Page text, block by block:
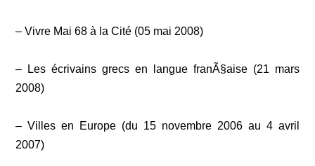
– Vivre Mai 68 à la Cité (05 mai 2008)
– Les écrivains grecs en langue franÃ§aise (21 mars
2008)
– Villes en Europe (du 15 novembre 2006 au 4 avril
2007)